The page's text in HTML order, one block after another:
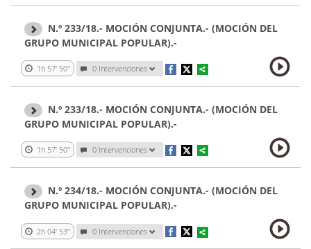
N.º 233/18.- MOCIÓN CONJUNTA.- (MOCIÓN DEL
GRUPO MUNICIPAL POPULAR).-
1h 57' 50'' 0 Intervenciones
N.º 233/18.- MOCIÓN CONJUNTA.- (MOCIÓN DEL
GRUPO MUNICIPAL POPULAR).-
1h 57' 50'' 0 Intervenciones
N.º 234/18.- MOCIÓN CONJUNTA.- (MOCIÓN DEL
GRUPO MUNICIPAL POPULAR).-
2h 04' 53'' 0 Intervenciones